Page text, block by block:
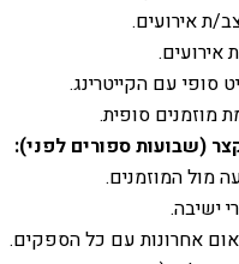
ת אירועים.
אירועים.
סופי עם הקייטרינג.
מוזמנים סופית.
(שבועות ספורים לפני):
מול המוזמנים.
ישיבה.
אחרונות עם כל הספקים.